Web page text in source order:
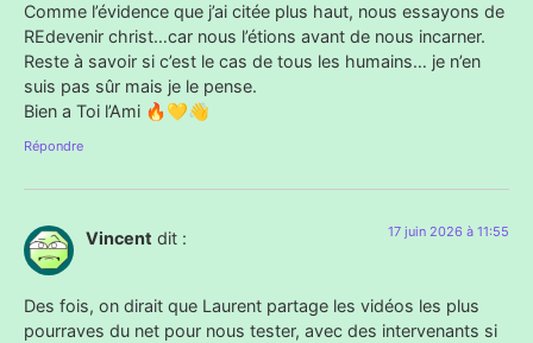
Comme l’évidence que j’ai citée plus haut, nous essayons de
REdevenir christ…car nous l’étions avant de nous incarner.
Reste à savoir si c’est le cas de tous les humains… je n’en
suis pas sûr mais je le pense.
Bien a Toi l’Ami 🔥💛👋
Répondre
Vincent dit : 17 juin 2026 à 11:55
Des fois, on dirait que Laurent partage les vidéos les plus
pourraves du net pour nous tester, avec des intervenants si